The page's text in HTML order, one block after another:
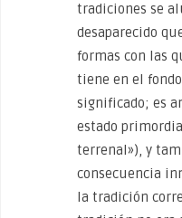
tradiciones se
desaparecido
formas con las
tiene en el
significado; es
estado
terrenal»), y
consecuencia
la tradición